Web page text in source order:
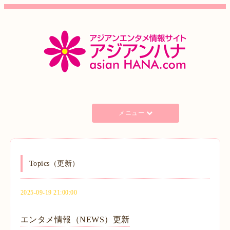
メニュー
Topics（更新）
2025-09-19 21:00:00
エンタメ情報（NEWS）更新